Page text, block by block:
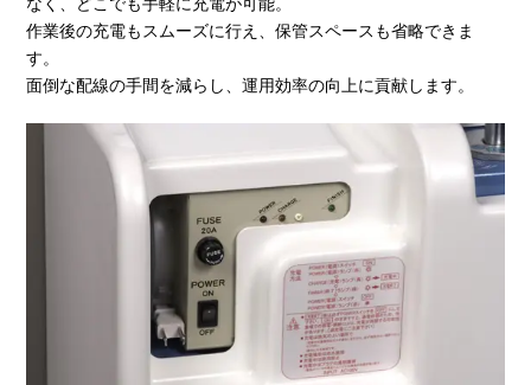
作業後の充電もスムーズに行え、保管スペースも省略できま
す。
面倒な配線の手間を減らし、運用効率の向上に貢献します。